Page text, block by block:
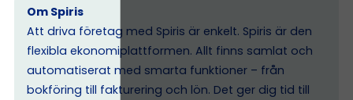
Om Spiris
Att driva företag med Spiris är enkelt. Spiris är den
flexibla ekonomiplattformen. Allt finns samlat och
automatiserat med smarta funktioner – från
bokföring till fakturering och lön. Det ger dig tid till